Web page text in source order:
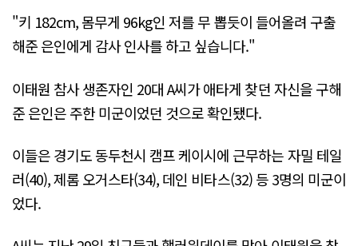
"키 182cm, 몸무게 96kg인 저를 무 뽑듯이 들어올려 구출
해준 은인에게 감사 인사를 하고 싶습니다."
이태원 참사 생존자인 20대 A씨가 애타게 찾던 자신을 구해
준 은인은 주한 미군이었던 것으로 확인됐다.
이들은 경기도 동두천시 캠프 케이시에 근무하는 자밀 테일
러(40), 제롬 오거스타(34), 데인 비타스(32) 등 3명의 미군이
었다.